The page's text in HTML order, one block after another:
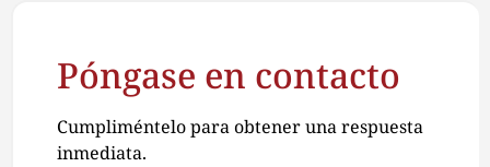
Póngase en contacto
Cumpliméntelo para obtener una respuesta
inmediata.